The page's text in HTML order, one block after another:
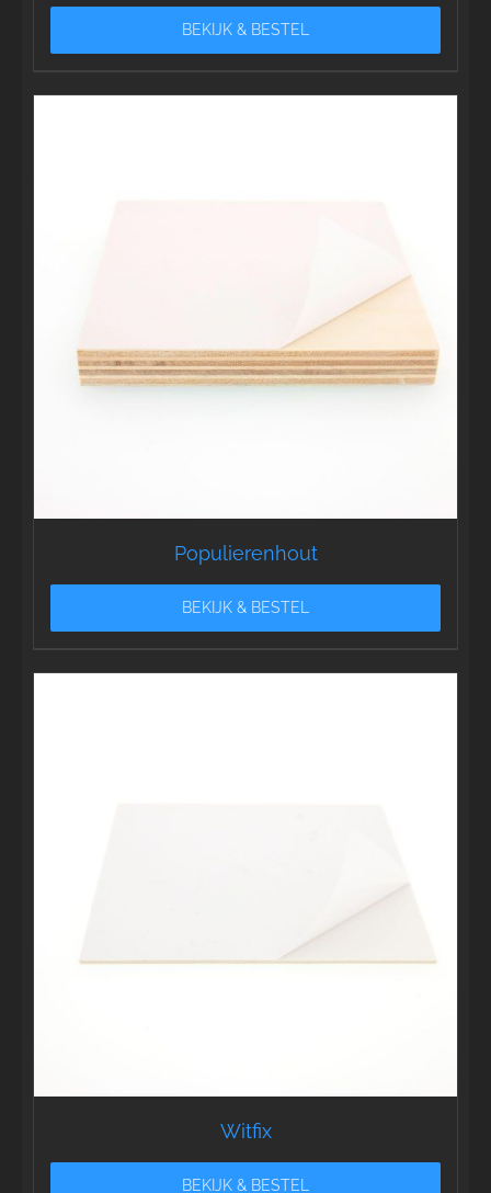
BEKIJK & BESTEL
Populierenhout
BEKIJK & BESTEL
Witfix
BEKIJK & BESTEL